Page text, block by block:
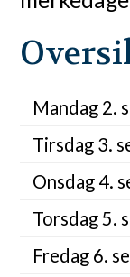
Mandag 2.
Tirsdag 3.
Onsdag 4.
Torsdag 5.
Fredag 6.